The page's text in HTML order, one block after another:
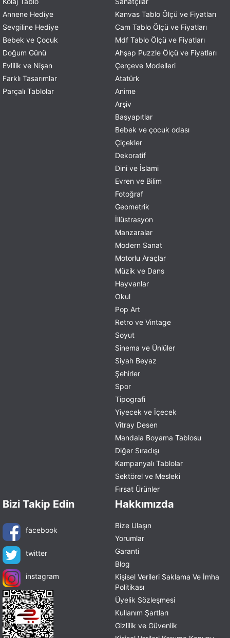
Annene Hediye
Sevgiline Hediye
Bebek ve Çocuk
Doğum Günü
Evlilik ve Nişan
Farklı Tasarımlar
Parçalı Tablolar
Kanvas Tablo Ölçü ve Fiyatları
Cam Tablo Ölçü ve Fiyatları
Mdf Tablo Ölçü ve Fiyatları
Ahşap Puzzle Ölçü ve Fiyatları
Çerçeve Modelleri
Atatürk
Anime
Arşiv
Başyapıtlar
Bebek ve çocuk odası
Çiçekler
Dekoratif
Dini ve İslami
Evren ve Bilim
Fotoğraf
Geometrik
İllüstrasyon
Manzaralar
Modern Sanat
Motorlu Araçlar
Müzik ve Dans
Hayvanlar
Okul
Pop Art
Retro ve Vintage
Soyut
Sinema ve Ünlüler
Siyah Beyaz
Şehirler
Spor
Tipografi
Yiyecek ve İçecek
Vitray Desen
Mandala Boyama Tablosu
Diğer Sıradışı
Kampanyalı Tablolar
Sektörel ve Mesleki
Fırsat Ürünler
Bizi Takip Edin
facebook
twitter
instagram
Hakkımızda
Bize Ulaşın
Yorumlar
Garanti
Blog
Kişisel Verileri Saklama Ve İmha
Politikası
Üyelik Sözleşmesi
Kullanım Şartları
Gizlilik ve Güvenlik